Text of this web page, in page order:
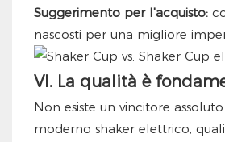
Suggerimento per l'acquisto:
nascosti per una migliore
VI. La qualità è
Non esiste un vincitore
moderno shaker elettrico,